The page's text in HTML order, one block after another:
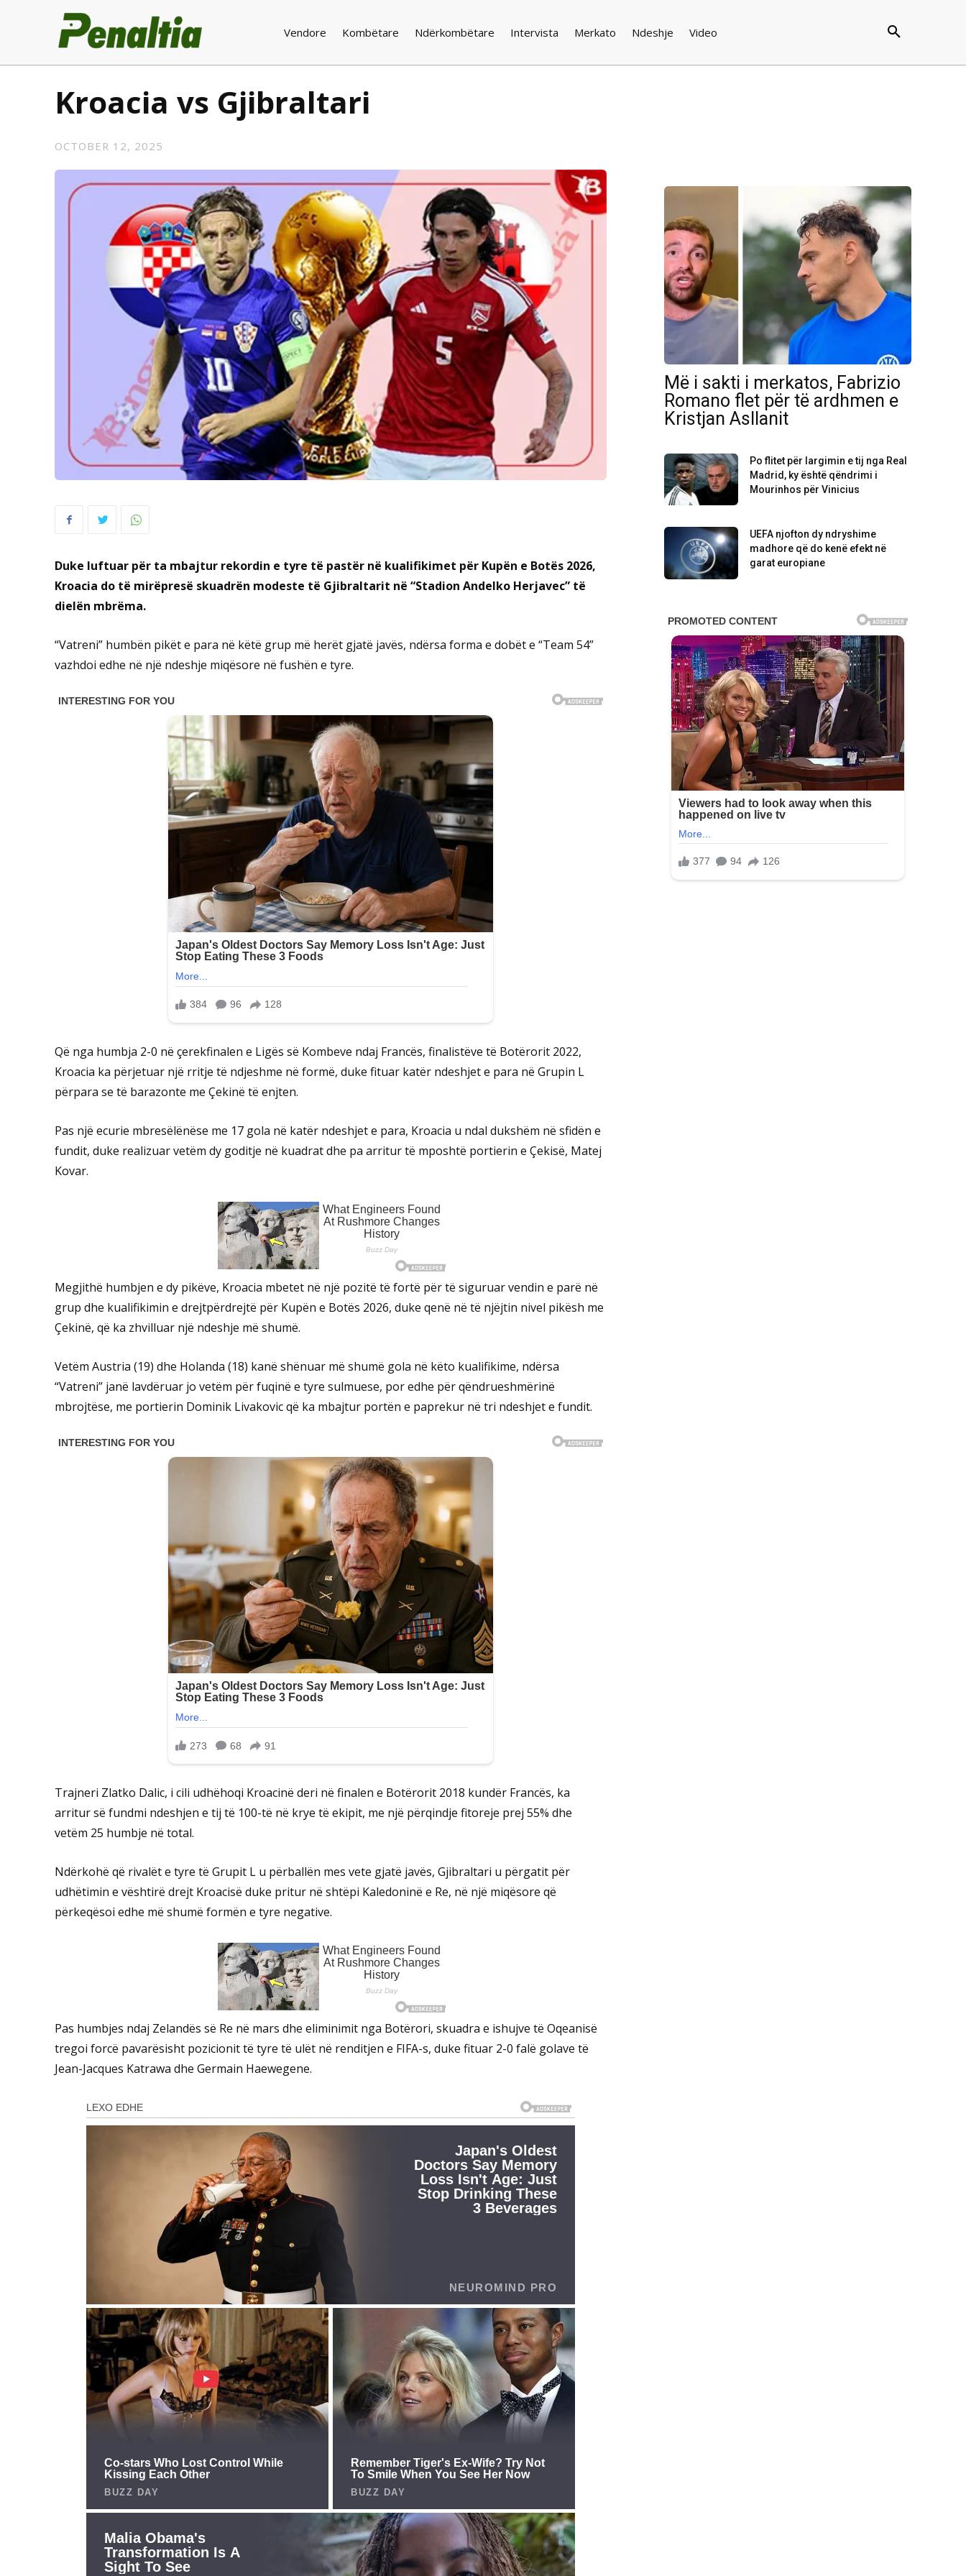
Vendore Kombëtare Ndërkombëtare Intervista Merkato Ndeshje Video
Kroacia vs Gjibraltari
OCTOBER 12, 2025
Duke luftuar për ta mbajtur rekordin e tyre të pastër në kualifikimet për Kupën e Botës 2026,
Kroacia do të mirëpresë skuadrën modeste të Gjibraltarit në “Stadion Andelko Herjavec” të
dielën mbrëma.
“Vatreni” humbën pikët e para në këtë grup më herët gjatë javës, ndërsa forma e dobët e “Team 54”
vazhdoi edhe në një ndeshje miqësore në fushën e tyre.
Që nga humbja 2-0 në çerekfinalen e Ligës së Kombeve ndaj Francës, finalistëve të Botërorit 2022,
Kroacia ka përjetuar një rritje të ndjeshme në formë, duke fituar katër ndeshjet e para në Grupin L
përpara se të barazonte me Çekinë të enjten.
Pas një ecurie mbresëlënëse me 17 gola në katër ndeshjet e para, Kroacia u ndal dukshëm në sfidën e
fundit, duke realizuar vetëm dy goditje në kuadrat dhe pa arritur të mposhtë portierin e Çekisë, Matej
Kovar.
Megjithë humbjen e dy pikëve, Kroacia mbetet në një pozitë të fortë për të siguruar vendin e parë në
grup dhe kualifikimin e drejtpërdrejtë për Kupën e Botës 2026, duke qenë në të njëjtin nivel pikësh me
Çekinë, që ka zhvilluar një ndeshje më shumë.
Vetëm Austria (19) dhe Holanda (18) kanë shënuar më shumë gola në këto kualifikime, ndërsa
“Vatreni” janë lavdëruar jo vetëm për fuqinë e tyre sulmuese, por edhe për qëndrueshmërinë
mbrojtëse, me portierin Dominik Livakovic që ka mbajtur portën e paprekur në tri ndeshjet e fundit.
Trajneri Zlatko Dalic, i cili udhëhoqi Kroacinë deri në finalen e Botërorit 2018 kundër Francës, ka
arritur së fundmi ndeshjen e tij të 100-të në krye të ekipit, me një përqindje fitoreje prej 55% dhe
vetëm 25 humbje në total.
Ndërkohë që rivalët e tyre të Grupit L u përballën mes vete gjatë javës, Gjibraltari u përgatit për
udhëtimin e vështirë drejt Kroacisë duke pritur në shtëpi Kaledoninë e Re, në një miqësore që
përkeqësoi edhe më shumë formën e tyre negative.
Pas humbjes ndaj Zelandës së Re në mars dhe eliminimit nga Botërori, skuadra e ishujve të Oqeanisë
tregoi forcë pavarësisht pozicionit të tyre të ulët në renditjen e FIFA-s, duke fituar 2-0 falë golave të
Jean-Jacques Katrawa dhe Germain Haewegene.
Më i sakti i merkatos, Fabrizio
Romano flet për të ardhmen e
Kristjan Asllanit
Po flitet për largimin e tij nga Real
Madrid, ky është qëndrimi i
Mourinhos për Vinicius
UEFA njofton dy ndryshime
madhore që do kenë efekt në
garat europiane